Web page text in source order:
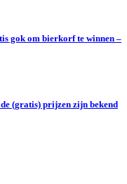
gok om bierkorf te winnen –
(gratis) prijzen zijn bekend